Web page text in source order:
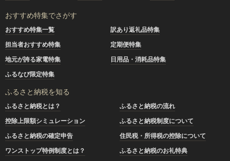
おすすめ特集でさがす
おすすめ特集一覧
訳あり返礼品特集
担当者おすすめ特集
定期便特集
地元が誇る家電特集
日用品・消耗品特集
ふるなび限定特集
ふるさと納税を知る
ふるさと納税とは？
ふるさと納税の流れ
控除上限額シミュレーション
ふるさと納税制度について
ふるさと納税の確定申告
住民税・所得税の控除について
ワンストップ特例制度とは？
ふるさと納税のお礼特典